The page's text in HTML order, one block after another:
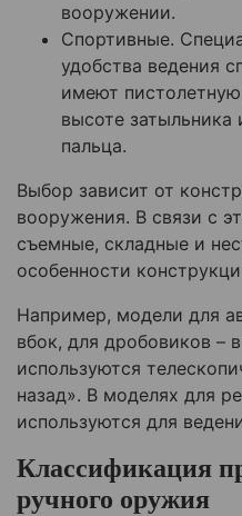
вооружении.
Спортивные.
удобства ведения
имеют
высоте затыльника
пальца.
Выбор зависит от
вооружения. В связи с
съемные, складные и
особенности
Например, модели для
вбок, для дробовиков –
используются
назад». В моделях для
используются для
Классификация
ручного оружия